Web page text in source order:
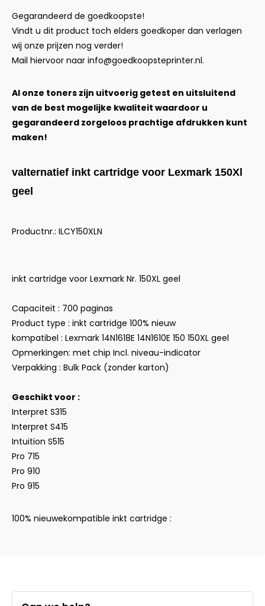
Gegarandeerd de goedkoopste!
Vindt u dit product toch elders goedkoper dan verlagen
wij onze prijzen nog verder!
Mail hiervoor naar info@goedkoopsteprinter.nl.
Al onze toners zijn uitvoerig getest en uitsluitend
van de best mogelijke kwaliteit waardoor u
gegarandeerd zorgeloos prachtige afdrukken kunt
maken!
valternatief inkt cartridge voor Lexmark 150Xl
geel
Productnr.: ILCY150XLN
inkt cartridge voor Lexmark Nr. 150XL geel
Capaciteit : 700 paginas
Product type : inkt cartridge 100% nieuw
kompatibel : Lexmark 14N1618E 14N1610E 150 150XL geel
Opmerkingen: met chip Incl. niveau-indicator
Verpakking : Bulk Pack (zonder karton)
Geschikt voor :
Interpret S315
Interpret S415
Intuition S515
Pro 715
Pro 910
Pro 915
100% nieuwekompatible inkt cartridge :